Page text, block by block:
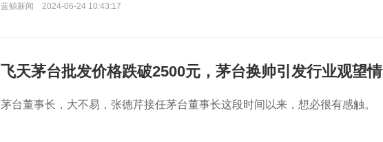
蓝鲸新闻 2024-06-24 10:43:17
飞天茅台批发价格跌破2500元，茅台换帅引发行业观望情
绪
茅台董事长，大不易，张德芹接任茅台董事长这段时间以来，想必很有感触。